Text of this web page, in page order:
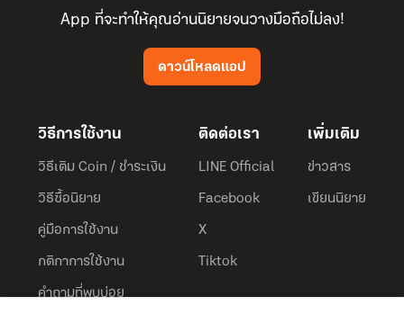
App ที่จะทำให้คุณอ่านนิยายจนวางมือถือไม่ลง!
ดาวน์โหลดแอป
วิธีการใช้งาน
วิธีเติม Coin / ชำระเงิน
วิธีซื้อนิยาย
คู่มือการใช้งาน
กติกาการใช้งาน
คำถามที่พบบ่อย
ติดต่อเรา
LINE Official
Facebook
X
Tiktok
เพิ่มเติม
ข่าวสาร
เขียนนิยาย